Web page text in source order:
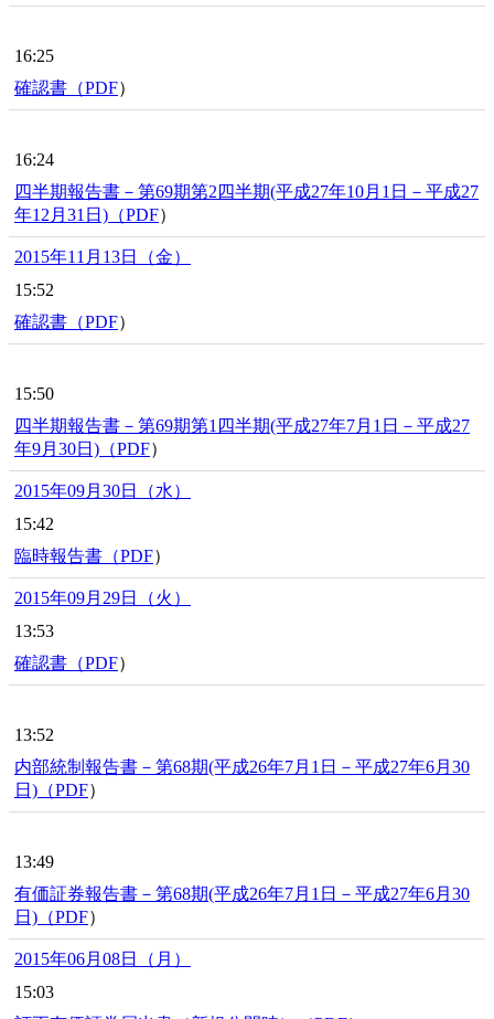
16:25
確認書（PDF）
16:24
四半期報告書－第69期第2四半期(平成27年10月1日－平成27
年12月31日)（PDF）
2015年11月13日（金）
15:52
確認書（PDF）
15:50
四半期報告書－第69期第1四半期(平成27年7月1日－平成27
年9月30日)（PDF）
2015年09月30日（水）
15:42
臨時報告書（PDF）
2015年09月29日（火）
13:53
確認書（PDF）
13:52
内部統制報告書－第68期(平成26年7月1日－平成27年6月30
日)（PDF）
13:49
有価証券報告書－第68期(平成26年7月1日－平成27年6月30
日)（PDF）
2015年06月08日（月）
15:03